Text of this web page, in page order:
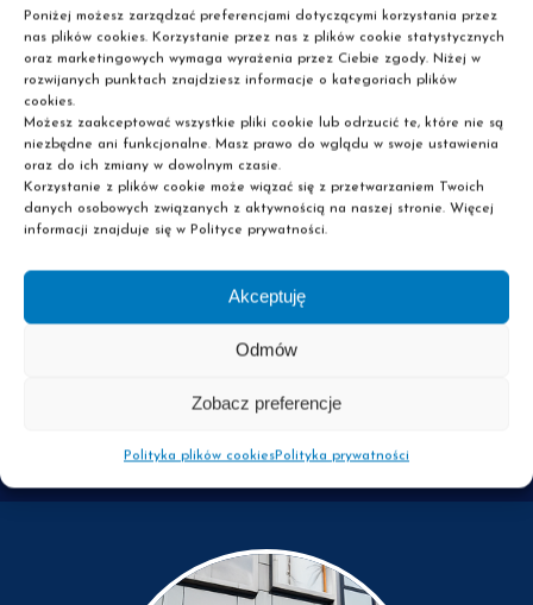
Poniżej możesz zarządzać preferencjami dotyczącymi korzystania przez
nas plików cookies. Korzystanie przez nas z plików cookie statystycznych
oraz marketingowych wymaga wyrażenia przez Ciebie zgody. Niżej w
rozwijanych punktach znajdziesz informacje o kategoriach plików
cookies.
Możesz zaakceptować wszystkie pliki cookie lub odrzucić te, które nie są
niezbędne ani funkcjonalne. Masz prawo do wglądu w swoje ustawienia
oraz do ich zmiany w dowolnym czasie.
Korzystanie z plików cookie może wiązać się z przetwarzaniem Twoich
danych osobowych związanych z aktywnością na naszej stronie. Więcej
informacji znajduje się w Polityce prywatności.
Akceptuję
Odmów
Zobacz preferencje
Polityka plików cookiesPolityka prywatności
Tak, zgadzam się na przetwarzanie moich danych osobowych podanych w
formularzu przez GRUPA PASCAL sp. z o.o. z siedzibą w Łodzi przy ul.
osobowych, w celach marketingowych, zgodnie z bezwzględnie
obowiązującymi przepisami prawa. Zostałem poinformowany o tym, że
podanie ww. danych jest dobrowolne oraz że mam prawo do dostępu do
swoich danych, ich poprawiania, a także wycofania udzielonej zgody w
dowolnym momencie, a także o pozostałych kwestiach wynikających z art.
13 RODO, dostępnych w Polityce prywatności GRUPA PASCAL sp. z o.o.
Tak, chcę być informowany/a e-mailowo o wydarzeniach, materiałach,
promocjach i ofertach specjalnych przez GRUPA PASCAL sp. z o.o. z
siedzibą w Łodzi przy ul. Tymienieckiego 25c/90, 90-350 Łódź i w związku
z tym zgadzam się na otrzymywanie informacji handlowych wysyłanych
przez GRUPA PASCAL sp. z o.o. na wyżej podany adres e-mail. Zostałem
poinformowany o tym, że mogę wycofać tak udzieloną zgodę w dowolnym
momencie, a także o pozostałych kwestiach wynikających z art. 13 RODO,
dostępnych w Polityce prywatności GRUPA PASCAL sp. z o.o.
Rozwiń
Przeczytałem i akceptuję Politykę Prywatności